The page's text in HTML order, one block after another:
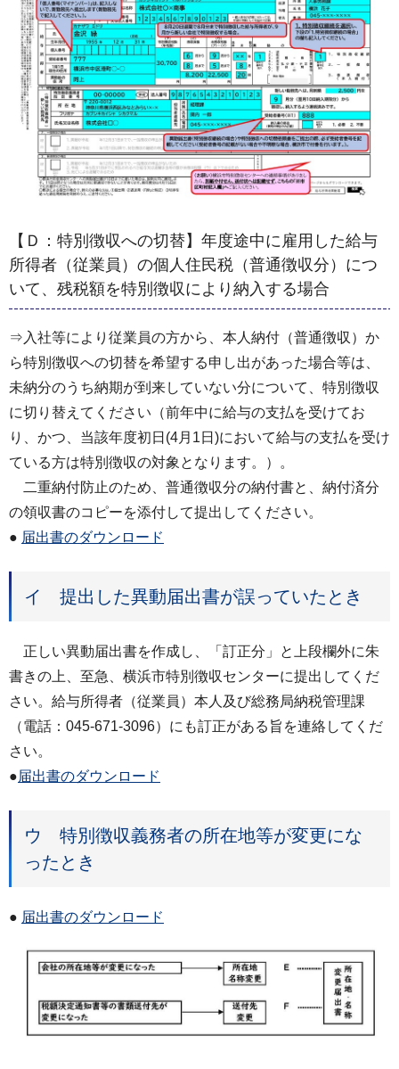
【Ｄ：特別徴収への切替】 年度途中に雇用した給与
所得者（従業員）の個人住民税（普通徴収分）につ
いて、残税額を特別徴収により納入する場合
⇒入社等により従業員の方から、本人納付（普通徴収）か
ら特別徴収への切替を希望する申し出があった場合等は、
未納分のうち納期が到来していない分について、特別徴収
に切り替えてください（前年中に給与の支払を受けてお
り、かつ、当該年度初日(4月1日)において給与の支払を受け
ている方は特別徴収の対象となります。）。
二重納付防止のため、普通徴収分の納付書と、納付済分
の領収書のコピーを添付して提出してください。
● 届出書のダウンロード
イ 提出した異動届出書が誤っていたとき
正しい異動届出書を作成し、「訂正分」と上段欄外に朱
書きの上、至急、横浜市特別徴収センターに提出してくだ
さい。給与所得者（従業員）本人及び総務局納税管理課
（電話：045-671-3096）にも訂正がある旨を連絡してくだ
さい。
●届出書のダウンロード
ウ 特別徴収義務者の所在地等が変更にな
ったとき
● 届出書のダウンロード